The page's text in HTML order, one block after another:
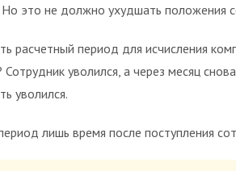
это не должно ухудшать положения
расчетный период для исчисления
уволился, а через месяц
уволился.
лишь время после поступления